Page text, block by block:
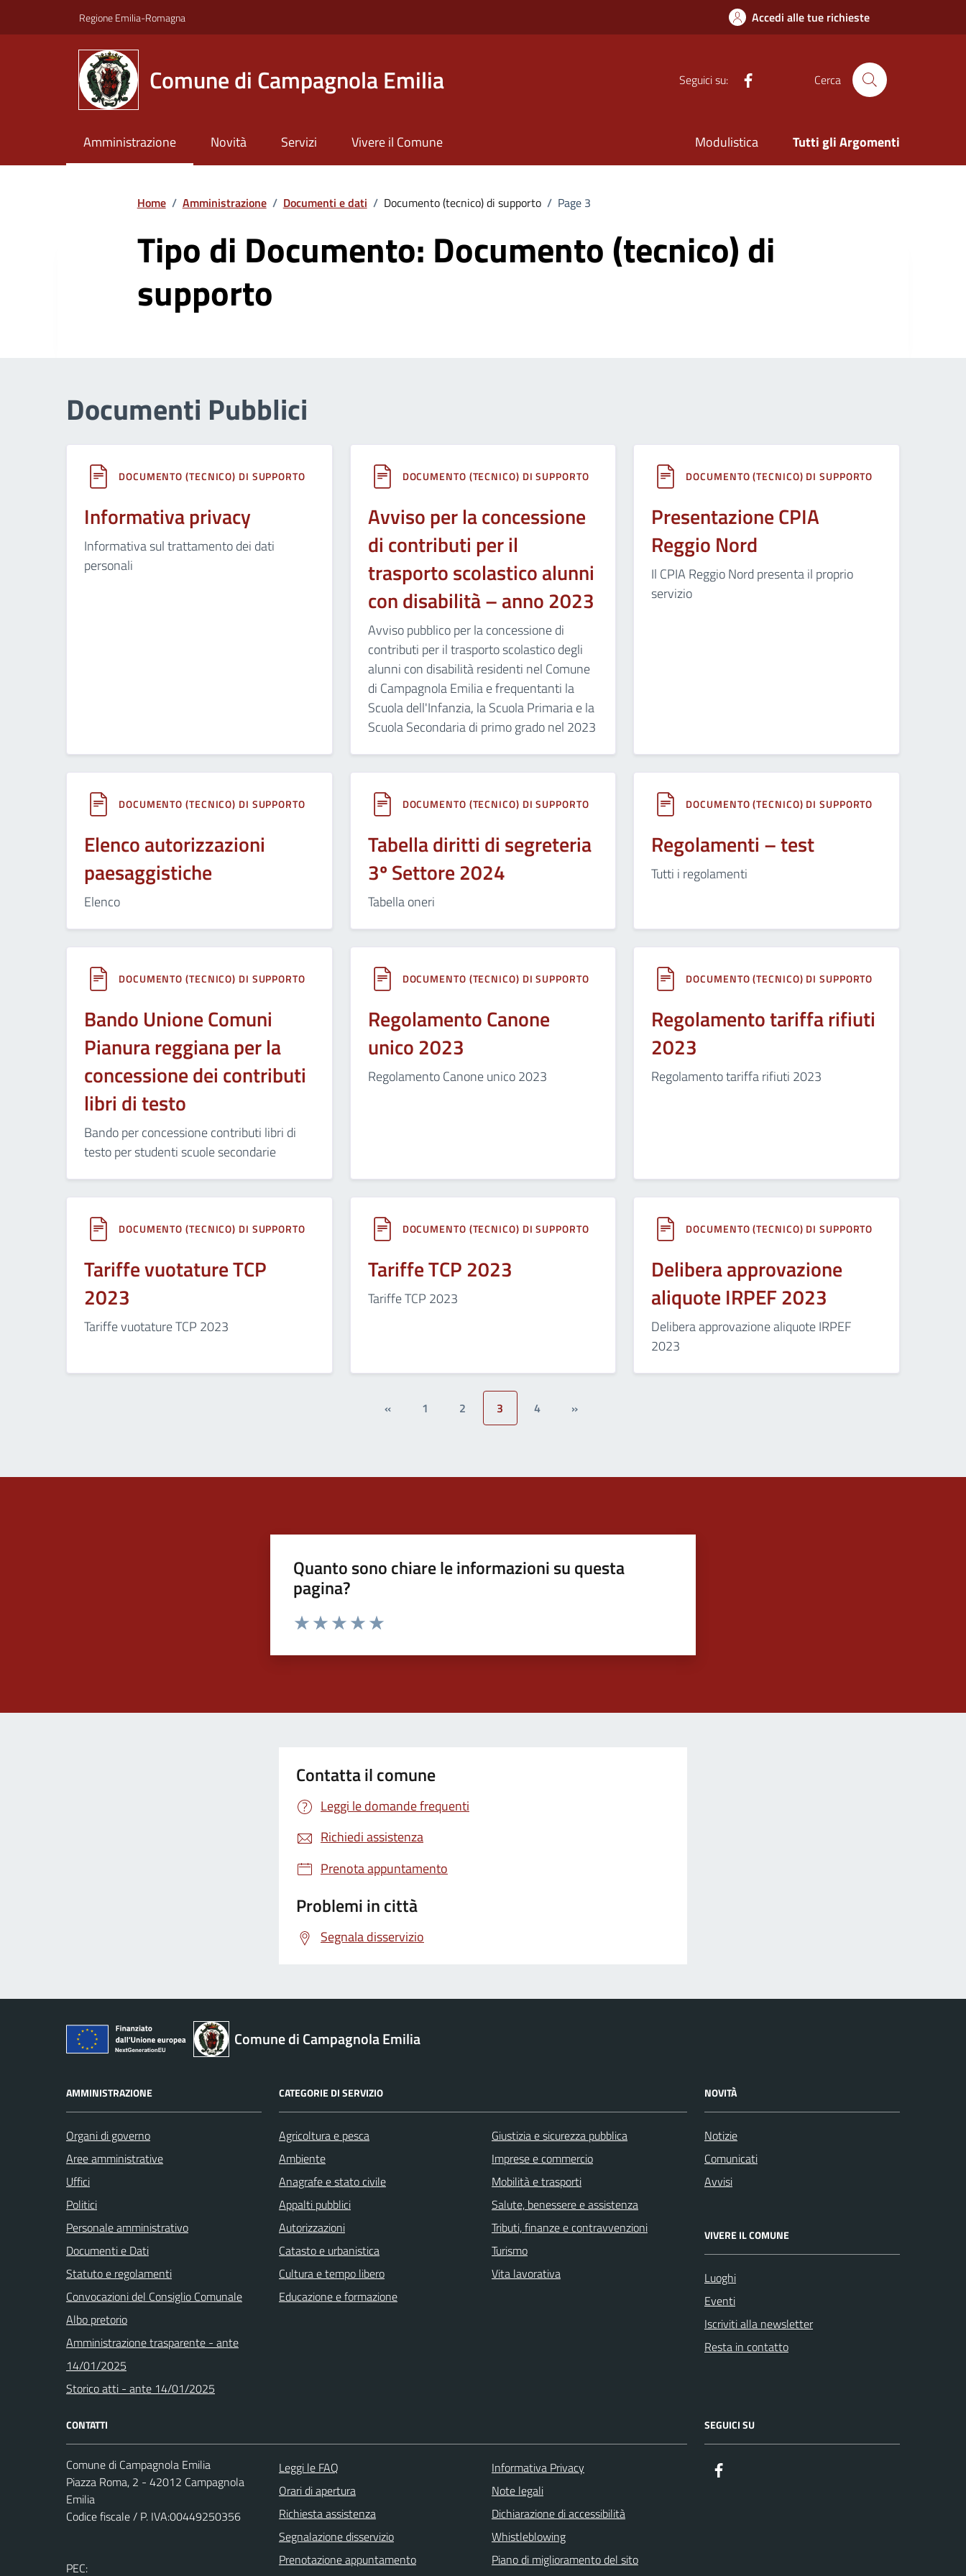
Regione Emilia-Romagna Accedi alle tue richieste
Comune di Campagnola Emilia Seguici su: Cerca
Amministrazione Novità Servizi Vivere il Comune Modulistica Tutti gli Argomenti
Home / Amministrazione / Documenti e dati / Documento (tecnico) di supporto / Page 3
Tipo di Documento: Documento (tecnico) di
supporto
Documenti Pubblici
DOCUMENTO (TECNICO) DI SUPPORTO
Informativa privacy
Informativa sul trattamento dei dati
personali
DOCUMENTO (TECNICO) DI SUPPORTO
Avviso per la concessione
di contributi per il
trasporto scolastico alunni
con disabilità – anno 2023
Avviso pubblico per la concessione di
contributi per il trasporto scolastico degli
alunni con disabilità residenti nel Comune
di Campagnola Emilia e frequentanti la
Scuola dell'Infanzia, la Scuola Primaria e la
Scuola Secondaria di primo grado nel 2023
DOCUMENTO (TECNICO) DI SUPPORTO
Presentazione CPIA
Reggio Nord
Il CPIA Reggio Nord presenta il proprio
servizio
DOCUMENTO (TECNICO) DI SUPPORTO
Elenco autorizzazioni
paesaggistiche
Elenco
DOCUMENTO (TECNICO) DI SUPPORTO
Tabella diritti di segreteria
3º Settore 2024
Tabella oneri
DOCUMENTO (TECNICO) DI SUPPORTO
Regolamenti – test
Tutti i regolamenti
DOCUMENTO (TECNICO) DI SUPPORTO
Bando Unione Comuni
Pianura reggiana per la
concessione dei contributi
libri di testo
Bando per concessione contributi libri di
testo per studenti scuole secondarie
DOCUMENTO (TECNICO) DI SUPPORTO
Regolamento Canone
unico 2023
Regolamento Canone unico 2023
DOCUMENTO (TECNICO) DI SUPPORTO
Regolamento tariffa rifiuti
2023
Regolamento tariffa rifiuti 2023
DOCUMENTO (TECNICO) DI SUPPORTO
Tariffe vuotature TCP
2023
Tariffe vuotature TCP 2023
DOCUMENTO (TECNICO) DI SUPPORTO
Tariffe TCP 2023
Tariffe TCP 2023
DOCUMENTO (TECNICO) DI SUPPORTO
Delibera approvazione
aliquote IRPEF 2023
Delibera approvazione aliquote IRPEF
2023
« 1 2 3 4 »
Quanto sono chiare le informazioni su questa
pagina?
Contatta il comune
Leggi le domande frequenti
Richiedi assistenza
Prenota appuntamento
Problemi in città
Segnala disservizio
Comune di Campagnola Emilia
AMMINISTRAZIONE
Organi di governo
Aree amministrative
Uffici
Politici
Personale amministrativo
Documenti e Dati
Statuto e regolamenti
Convocazioni del Consiglio Comunale
Albo pretorio
Amministrazione trasparente - ante
14/01/2025
Storico atti - ante 14/01/2025
CATEGORIE DI SERVIZIO
Agricoltura e pesca
Ambiente
Anagrafe e stato civile
Appalti pubblici
Autorizzazioni
Catasto e urbanistica
Cultura e tempo libero
Educazione e formazione
Giustizia e sicurezza pubblica
Imprese e commercio
Mobilità e trasporti
Salute, benessere e assistenza
Tributi, finanze e contravvenzioni
Turismo
Vita lavorativa
NOVITÀ
Notizie
Comunicati
Avvisi
VIVERE IL COMUNE
Luoghi
Eventi
Iscriviti alla newsletter
Resta in contatto
CONTATTI
Comune di Campagnola Emilia
Piazza Roma, 2 - 42012 Campagnola
Emilia
Codice fiscale / P. IVA:00449250356
PEC:
Leggi le FAQ
Orari di apertura
Richiesta assistenza
Segnalazione disservizio
Prenotazione appuntamento
Informativa Privacy
Note legali
Dichiarazione di accessibilità
Whistleblowing
Piano di miglioramento del sito
SEGUICI SU